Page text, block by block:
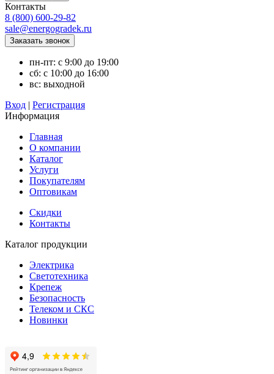
Контакты
8 (800) 600-29-82
sale@energogradek.ru
пн-пт: с 9:00 до 19:00
сб: с 10:00 до 16:00
вс: выходной
Вход | Регистрация
Информация
Главная
О компании
Каталог
Услуги
Покупателям
Оптовикам
Скидки
Контакты
Каталог продукции
Электрика
Светотехника
Крепеж
Безопасность
Телеком и СКС
Новинки